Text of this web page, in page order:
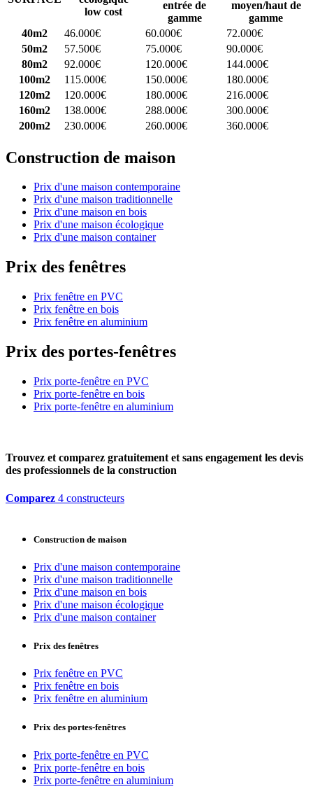
low cost
entrée de
gamme
moyen/haut de
gamme
40m2
46.000€ 60.000€
72.000€
50m2
57.500€ 75.000€
90.000€
80m2
92.000€ 120.000€
144.000€
100m2
115.000€ 150.000€
180.000€
120m2
120.000€ 180.000€
216.000€
160m2
138.000€ 288.000€
300.000€
200m2
230.000€ 260.000€ 360.000€
Construction de maison
Prix d'une maison contemporaine
Prix d'une maison traditionnelle
Prix d'une maison en bois
Prix d'une maison écologique
Prix d'une maison container
Prix des fenêtres
Prix fenêtre en PVC
Prix fenêtre en bois
Prix fenêtre en aluminium
Prix des portes-fenêtres
Prix porte-fenêtre en PVC
Prix porte-fenêtre en bois
Prix porte-fenêtre en aluminium
Trouvez et comparez gratuitement et sans engagement les devis
des professionnels de la construction
Comparez 4 constructeurs
Construction de maison
Prix d'une maison contemporaine
Prix d'une maison traditionnelle
Prix d'une maison en bois
Prix d'une maison écologique
Prix d'une maison container
Prix des fenêtres
Prix fenêtre en PVC
Prix fenêtre en bois
Prix fenêtre en aluminium
Prix des portes-fenêtres
Prix porte-fenêtre en PVC
Prix porte-fenêtre en bois
Prix porte-fenêtre en aluminium